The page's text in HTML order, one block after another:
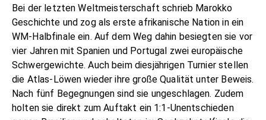
Bei der letzten Weltmeisterschaft schrieb Marokko
Geschichte und zog als erste afrikanische Nation in ein
WM-Halbfinale ein. Auf dem Weg dahin besiegten sie vor
vier Jahren mit Spanien und Portugal zwei europäische
Schwergewichte. Auch beim diesjährigen Turnier stellen
die Atlas-Löwen wieder ihre große Qualität unter Beweis.
Nach fünf Begegnungen sind sie ungeschlagen. Zudem
holten sie direkt zum Auftakt ein 1:1-Unentschieden